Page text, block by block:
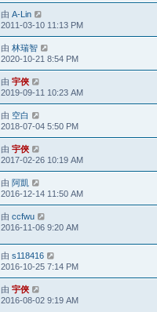
由 A-Lin
2011-03-10 11:13 PM
由 林瑞智
2020-10-21 8:54 PM
由 宇俠
2019-09-11 10:23 AM
由 空白
2018-07-04 5:50 PM
由 宇俠
2017-02-26 10:19 AM
由 阿凱
2016-12-14 11:50 AM
由 ccfwu
2016-11-06 9:20 AM
由 s118416
2016-10-25 7:14 PM
由 宇俠
2016-08-02 9:19 AM